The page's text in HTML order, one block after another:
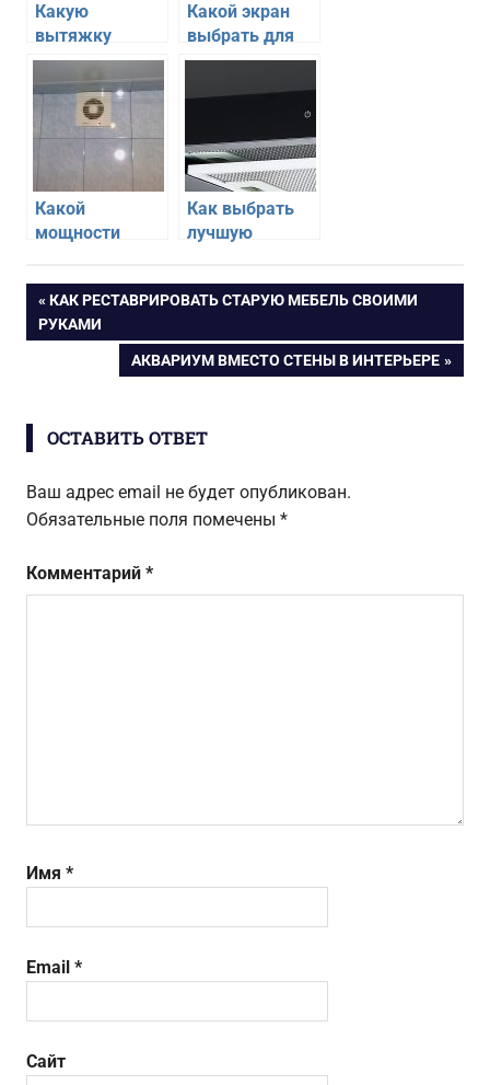
Какую
вытяжку
лучше выбрать
на кухню
Какой экран
выбрать для
газовой плиты
Какой
мощности
вытяжку для
ванной
Как выбрать
лучшую
кухни: 5
популярных
Навигация
ПРЕДЫДУЩАЯ
ЗАПИСЬ:
КАК РЕСТАВРИРОВАТЬ СТАРУЮ МЕБЕЛЬ СВОИМИ
РУКАМИ
СЛЕДУЮЩАЯ
АКВАРИУМ ВМЕСТО СТЕНЫ В ИНТЕРЬЕРЕ
ОСТАВИТЬ ОТВЕТ
Ваш адрес email не будет опубликован.
Обязательные поля помечены *
Комментарий *
Имя *
Email *
Сайт